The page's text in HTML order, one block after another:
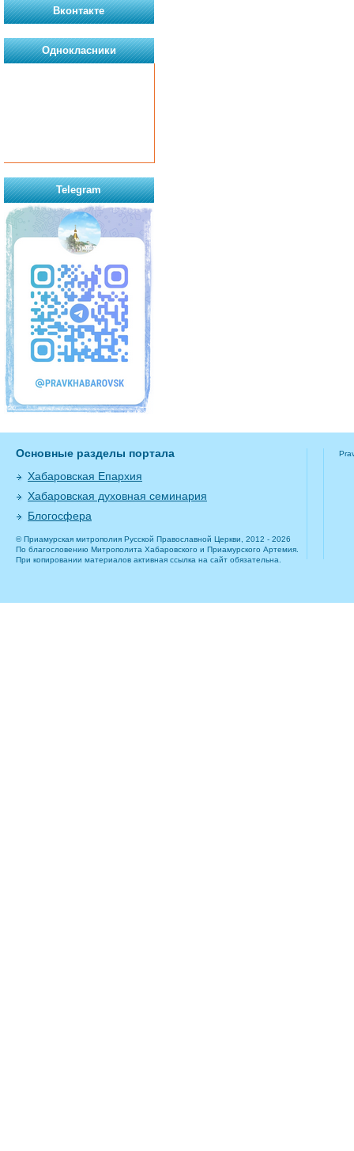
Вконтакте
Однокласники
Telegram
Основные разделы портала
Хабаровская Епархия
Хабаровская духовная семинария
Блогосфера
© Приамурская митрополия Русской Православной Церкви, 2012 - 2026
По благословению Митрополита Хабаровского и Приамурского Артемия.
При копировании материалов активная ссылка на сайт обязательна.